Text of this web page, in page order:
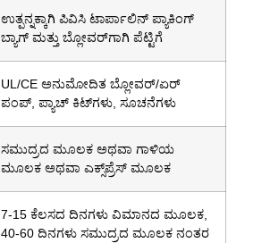
ಉತ್ಪನ್ನಕ್ಕಾಗಿ ಪಿವಿಸಿ ಟಾರ್ಪಾಲಿನ್ ಪ್ಯಾಕಿಂಗ್
ಬ್ಯಾಗ್ ಮತ್ತು ಬ್ಲೋವರ್‌ಗಾಗಿ ಪೆಟ್ಟಿಗೆ
UL/CE ಅನುಮೋದಿತ ಬ್ಲೋವರ್/ಏರ್
ಪಂಪ್, ಪ್ಯಾಚ್ ಕಿಟ್‌ಗಳು, ಸೂಚನೆಗಳು
ಸಮುದ್ರದ ಮೂಲಕ ಅಥವಾ ಗಾಳಿಯ
ಮೂಲಕ ಅಥವಾ ಎಕ್ಸ್‌ಪ್ರೆಸ್ ಮೂಲಕ
7-15 ಕೆಲಸದ ದಿನಗಳು ವಿಮಾನದ ಮೂಲಕ,
40-60 ದಿನಗಳು ಸಮುದ್ರದ ಮೂಲಕ ನಂತರ